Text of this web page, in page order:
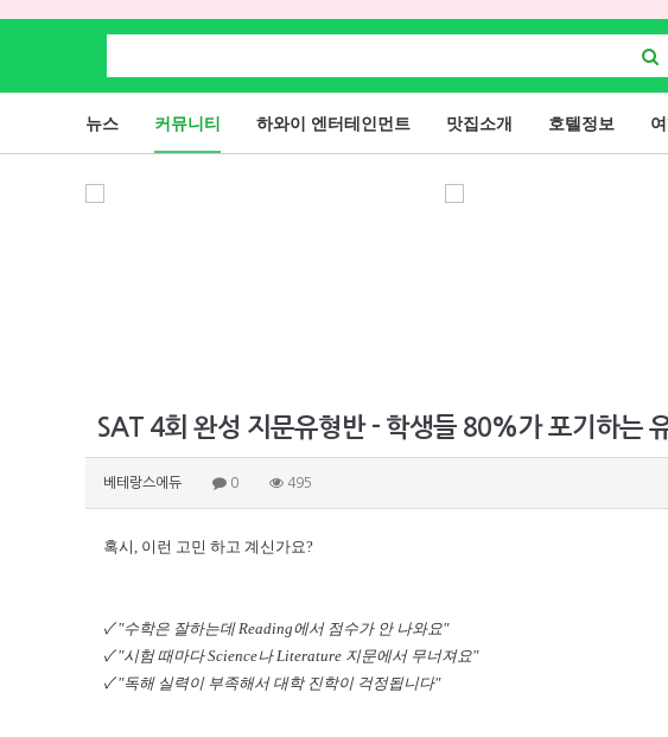
뉴스 커뮤니티 하와이 엔터테인먼트 맛집소개 호텔정보
SAT 4회 완성 지문유형반 - 학생들 80%가 포기하는
베테랑스에듀 0 495
혹시, 이런 고민 하고 계신가요?
✓ "수학은 잘하는데 Reading에서 점수가 안 나와요"
✓ "시험 때마다 Science나 Literature 지문에서 무너져요"
✓ "독해 실력이 부족해서 대학 진학이 걱정됩니다"